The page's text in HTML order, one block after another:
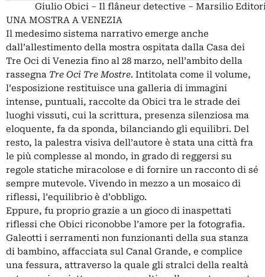
Giulio Obici – Il flâneur detective – Marsilio
UNA MOSTRA A VENEZIA
Il medesimo sistema narrativo emerge anche
dall’allestimento della mostra ospitata dalla Casa dei
Tre Oci di Venezia fino al 28 marzo, nell’ambito della
rassegna Tre Oci Tre Mostre. Intitolata come il volume,
l’esposizione restituisce una galleria di immagini
intense, puntuali, raccolte da Obici tra le strade dei
luoghi vissuti, cui la scrittura, presenza silenziosa ma
eloquente, fa da sponda, bilanciando gli equilibri. Del
resto, la palestra visiva dell’autore è stata una città fra
le più complesse al mondo, in grado di reggersi su
regole statiche miracolose e di fornire un racconto di sé
sempre mutevole. Vivendo in mezzo a un mosaico di
riflessi, l’equilibrio è d’obbligo.
Eppure, fu proprio grazie a un gioco di inaspettati
riflessi che Obici riconobbe l’amore per la fotografia.
Galeotti i serramenti non funzionanti della sua stanza
di bambino, affacciata sul Canal Grande, e complice
una fessura, attraverso la quale gli stralci della realtà